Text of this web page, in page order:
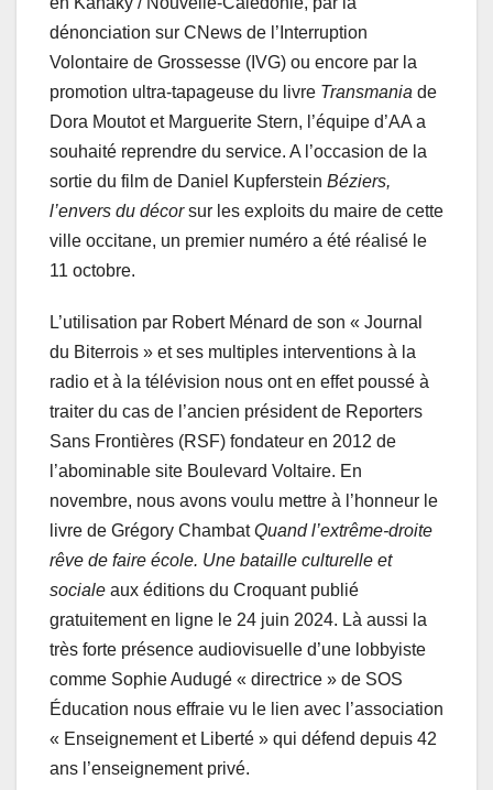
dénonciation sur CNews de l’Interruption
Volontaire de Grossesse (IVG) ou encore par la
promotion ultra-tapageuse du livre Transmania de
Dora Moutot et Marguerite Stern, l’équipe d’AA a
souhaité reprendre du service. A l’occasion de la
sortie du film de Daniel Kupferstein Béziers,
l’envers du décorsur les exploits du maire de cette
ville occitane, un premier numéro a été réalisé le
11 octobre.
L’utilisation par Robert Ménard de son « Journal
du Biterrois » et ses multiples interventions à la
radio et à la télévision nous ont en effet poussé à
traiter du cas de l’ancien président de Reporters
Sans Frontières (RSF) fondateur en 2012 de
l’abominable site Boulevard Voltaire. En
novembre, nous avons voulu mettre à l’honneur le
livre de Grégory ChambatQuand l’extrême‐droite
rêve de faire école. Une bataille culturelle et
sociale aux éditions du Croquant publié
gratuitement en ligne le 24 juin 2024. Là aussi la
très forte présence audiovisuelle d’une lobbyiste
comme Sophie Audugé « directrice » de SOS
Éducation nous effraie vu le lien avec l’association
« Enseignement et Liberté » qui défend depuis 42
ans l’enseignement privé.